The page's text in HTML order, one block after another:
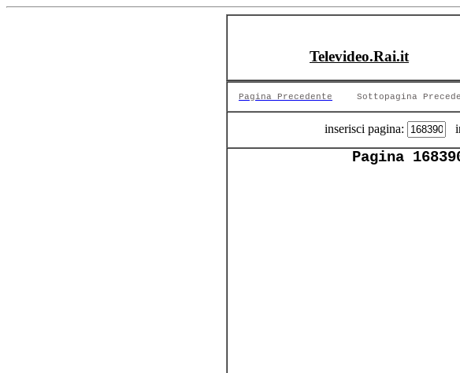
Televideo.Rai.it
Pagina Precedente Sottopagina
inserisci pagina:
Pagina